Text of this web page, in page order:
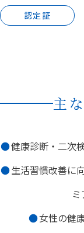
認定証
主
健康診断・二次
生活習慣改善に
ミ
女性の健